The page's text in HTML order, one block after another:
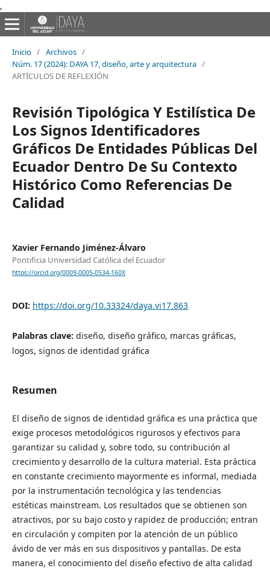
,
Inicio / Archivos /
Núm. 17 (2024): DAYA 17, diseño, arte y arquitectura /
ARTÍCULOS DE REFLEXIÓN
Revisión Tipológica Y Estilística De
Los Signos Identificadores
Gráficos De Entidades Públicas Del
Ecuador Dentro De Su Contexto
Histórico Como Referencias De
Calidad
Xavier Fernando Jiménez-Álvaro
Pontificia Universidad Católica del Ecuador
https://orcid.org/0009-0005-0534-160X
DOI: https://doi.org/10.33324/daya.vi17.863
Palabras clave: diseño, diseño gráfico, marcas gráficas,
logos, signos de identidad gráfica
Resumen
El diseño de signos de identidad gráfica es una práctica que
exige procesos metodológicos rigurosos y efectivos para
garantizar su calidad y, sobre todo, su contribución al
crecimiento y desarrollo de la cultura material. Esta práctica
en constante crecimiento mayormente es informal, mediada
por la instrumentación tecnológica y las tendencias
estéticas mainstream. Los resultados que se obtienen son
atractivos, por su bajo costo y rapidez de producción; entran
en circulación y compiten por la atención de un público
ávido de ver más en sus dispositivos y pantallas. De esta
manera, el conocimiento del diseño efectivo de alta calidad